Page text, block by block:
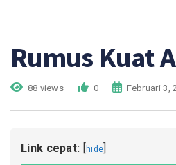
Rumus Kuat
88 views 0 Februari 3,
Link cepat: [hide]